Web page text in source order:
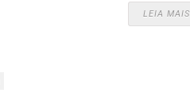
LEIA MAIS